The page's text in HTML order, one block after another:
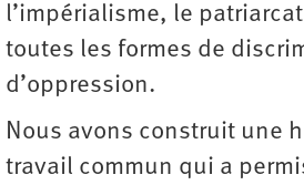
l’impérialisme, le
toutes les formes de
d’oppression.
Nous avons construit une
travail commun qui a